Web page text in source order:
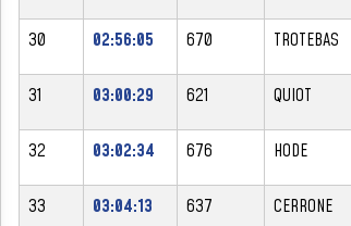
30 02:56:05 670 TROTEBAS
31 03:00:29 621 QUIOT
32 03:02:34 676 HODE
33 03:04:13 637 CERRONE